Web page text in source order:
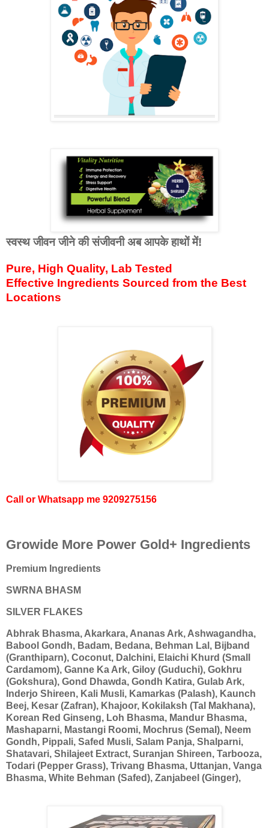
स्वस्थ जीवन जीने की संजीवनी अब आपके हाथों में!
Pure, High Quality, Lab Tested
Effective Ingredients Sourced from the Best
Locations
Call or Whatsapp me 9209275156
Growide More Power Gold+ Ingredients
Premium Ingredients
SWRNA BHASM
SILVER FLAKES
Abhrak Bhasma, Akarkara, Ananas Ark, Ashwagandha,
Babool Gondh, Badam, Bedana, Behman Lal, Bijband
(Granthiparn), Coconut, Dalchini, Elaichi Khurd (Small
Cardamom), Ganne Ka Ark, Giloy (Guduchi), Gokhru
(Gokshura), Gond Dhawda, Gondh Katira, Gulab Ark,
Inderjo Shireen, Kali Musli, Kamarkas (Palash), Kaunch
Beej, Kesar (Zafran), Khajoor, Kokilaksh (Tal Makhana),
Korean Red Ginseng, Loh Bhasma, Mandur Bhasma,
Mashaparni, Mastangi Roomi, Mochrus (Semal), Neem
Gondh, Pippali, Safed Musli, Salam Panja, Shalparni,
Shatavari, Shilajeet Extract, Suranjan Shireen, Tarbooza,
Todari (Pepper Grass), Trivang Bhasma, Uttanjan, Vanga
Bhasma, White Behman (Safed), Zanjabeel (Ginger),